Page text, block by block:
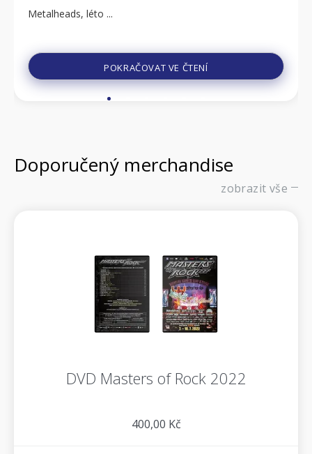
Metalheads, léto ...
POKRAČOVAT VE ČTENÍ
Doporučený merchandise
zobrazit vše
DVD Masters of Rock 2022
400,00 Kč